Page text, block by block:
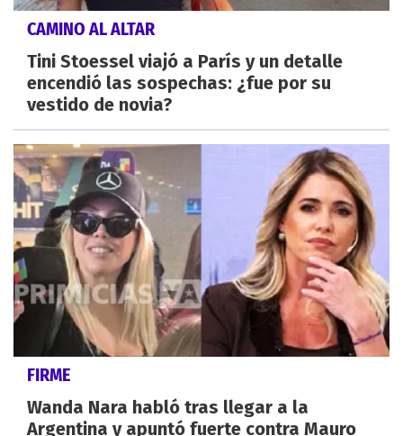
CAMINO AL ALTAR
Tini Stoessel viajó a París y un detalle
encendió las sospechas: ¿fue por su
vestido de novia?
FIRME
Wanda Nara habló tras llegar a la
Argentina y apuntó fuerte contra Mauro